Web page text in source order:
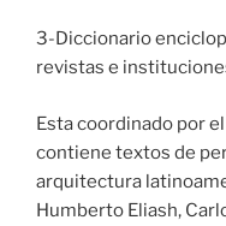
3-Diccionario
revistas e
Esta coordinado por
contiene textos de
arquitectura
Humberto Eliash,